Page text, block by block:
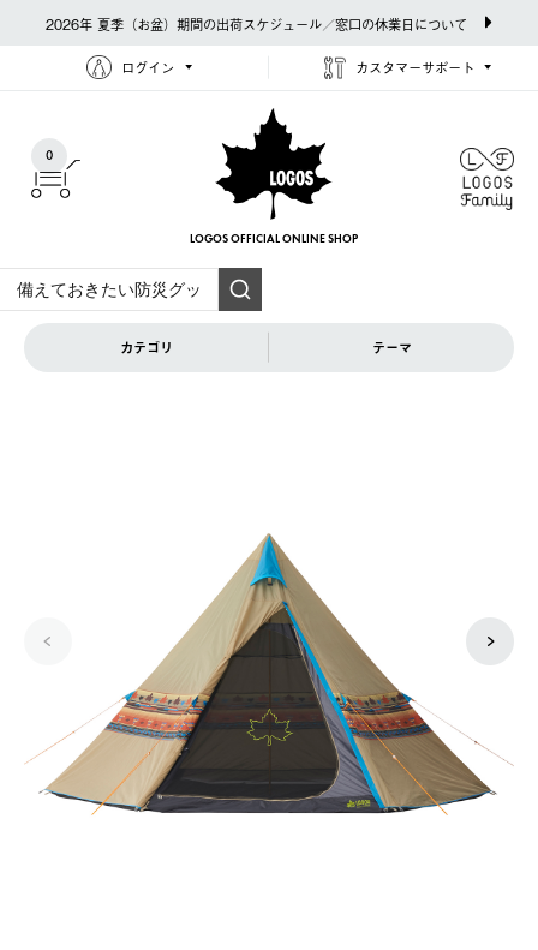
2026年 夏季（お盆）期間の出荷スケジュール／窓口の休業日について
ログイン カスタマーサポート
0
LOGOS OFFICIAL ONLINE SHOP
カテゴリ テーマ